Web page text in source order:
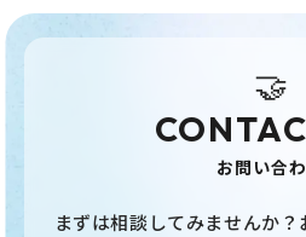
🤝
お問い合
まずは相談してみませんか